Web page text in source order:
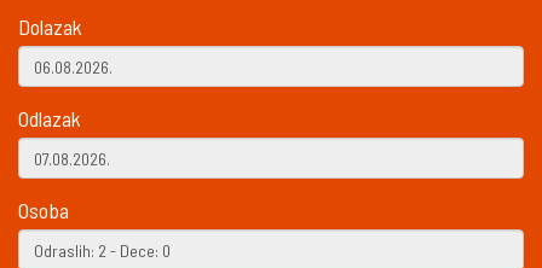
Dolazak
Odlazak
Osoba